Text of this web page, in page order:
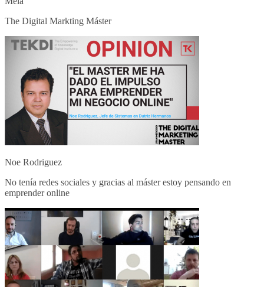
The Digital Markting Máster
Noe Rodriguez
No tenía redes sociales y gracias al máster estoy pensando en
emprender online